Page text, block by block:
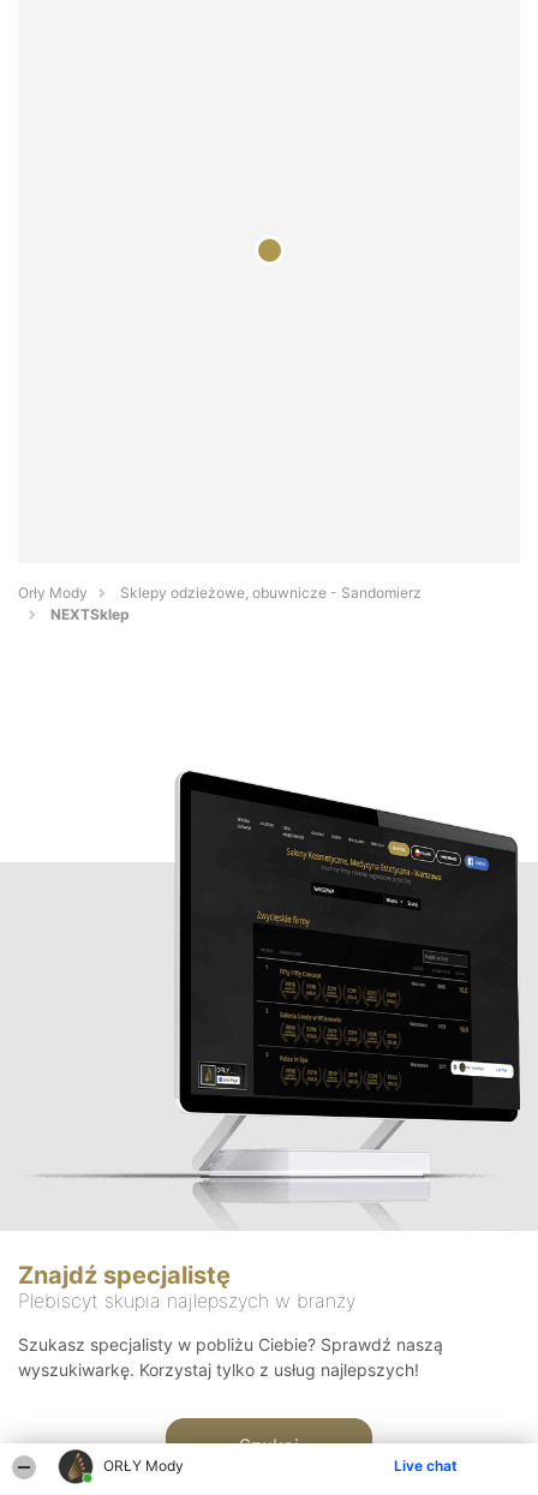
ORŁY Mody Live chat
Orły Mody
Sklepy odzieżowe, obuwnicze - Sandomierz
NEXTSklep
Znajdź specjalistę
Plebiscyt skupia najlepszych w branży
Szukasz specjalisty w pobliżu Ciebie? Sprawdź naszą
wyszukiwarkę. Korzystaj tylko z usług najlepszych!
Szukaj